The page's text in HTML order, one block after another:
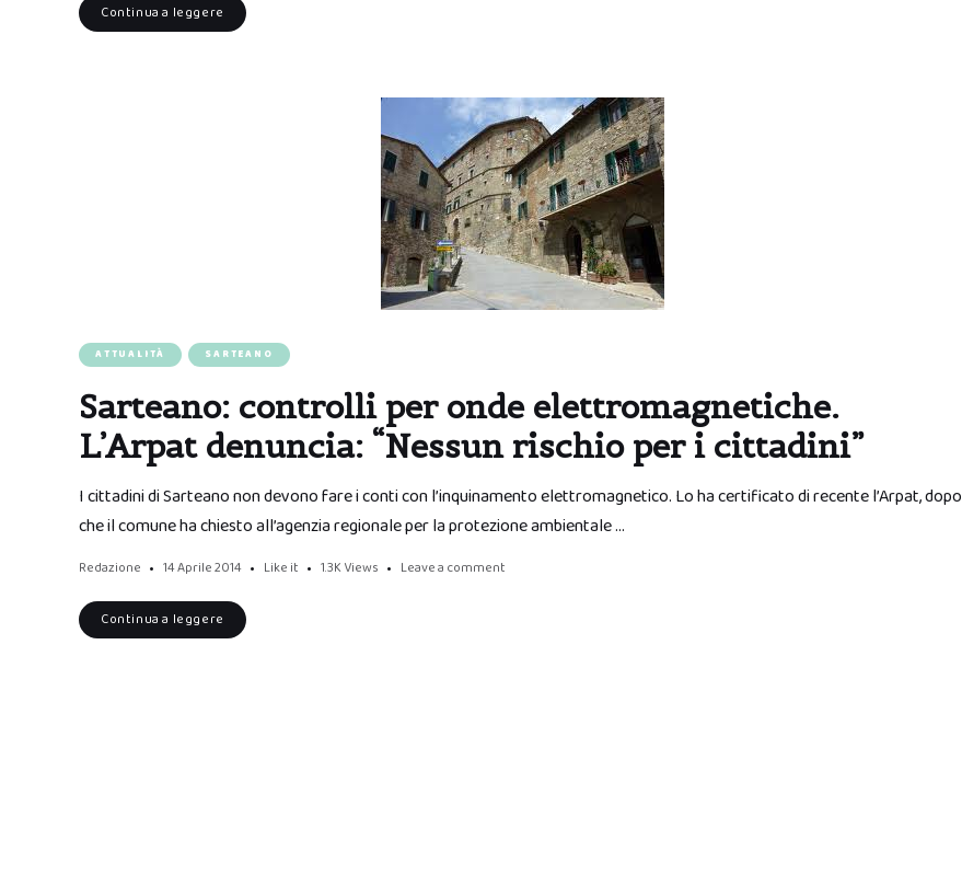
Continua a leggere
ATTUALITÀ SARTEANO
Sarteano: controlli per onde elettromagnetiche.
L’Arpat denuncia: “Nessun rischio per i cittadini”
I cittadini di Sarteano non devono fare i conti con l’inquinamento elettromagnetico. Lo ha certificato di recente l’Arpat, dopo
che il comune ha chiesto all’agenzia regionale per la protezione ambientale …
Redazione 14 Aprile 2014 Like it 1.3K Views Leave a comment
Continua a leggere